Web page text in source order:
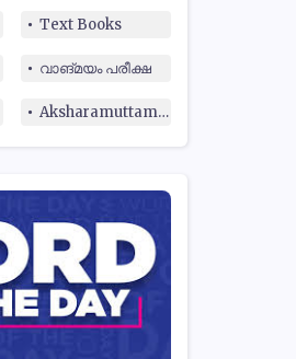
Text Books
വാങ്മയം പരീക്ഷ
Aksharamuttam Quiz